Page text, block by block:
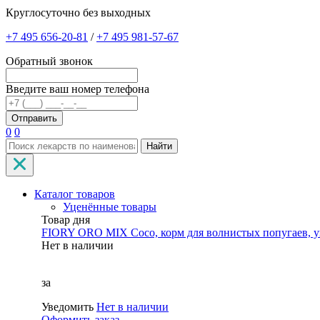
Круглосуточно без выходных
+7 495 656-20-81 /+7 495 981-57-67
Обратный звонок
Введите ваш номер телефона
0 0
Найти
Каталог товаров
Уценённые товары
Товар дня
FIORY ORO MIX Coco, корм для волнистых попугаев,
Нет в наличии
за
Уведомить Нет в наличии